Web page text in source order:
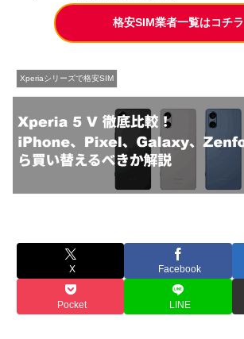
格安SIM業者一覧はコチラ
Xperiaシリーズで格安SIM
X Facebook
Pocket LINE